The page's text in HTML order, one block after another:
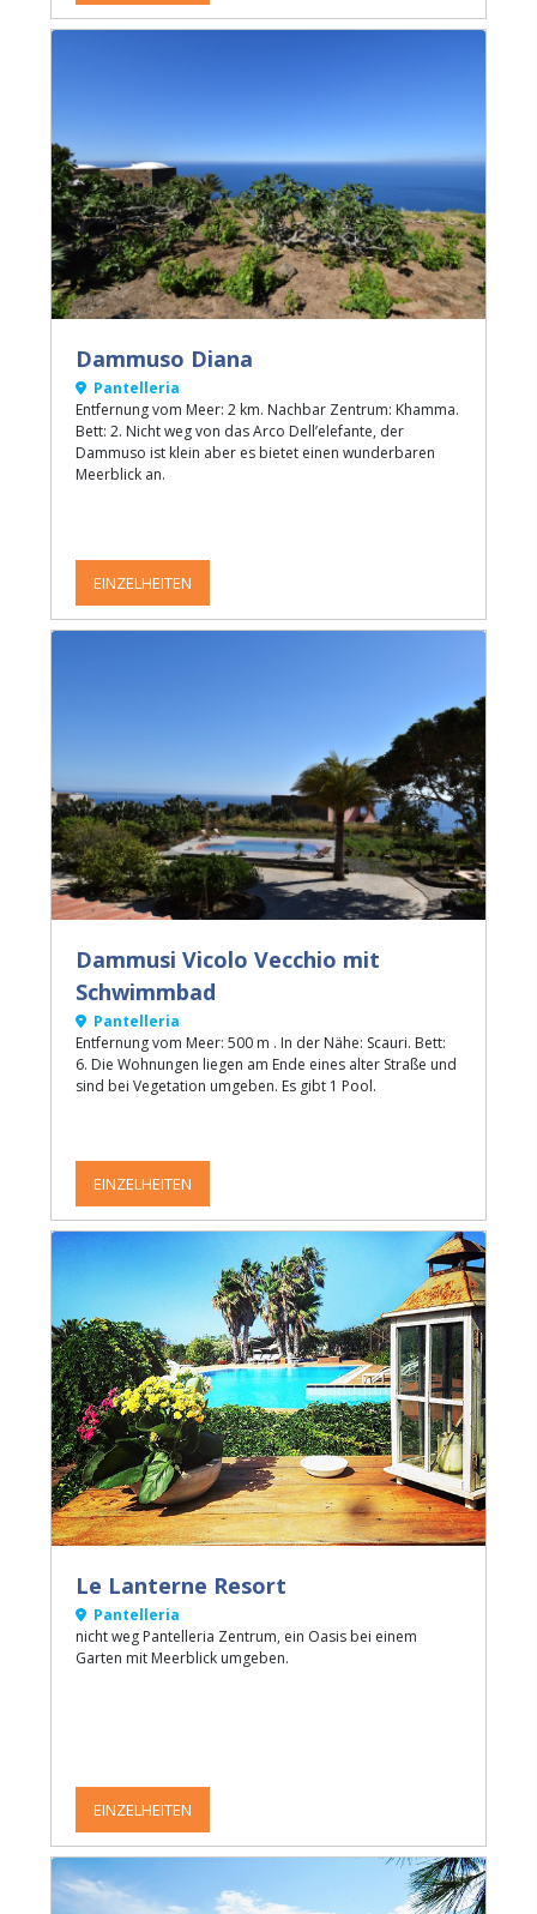
Dammuso Diana
Pantelleria
Entfernung vom Meer: 2 km. Nachbar Zentrum: Khamma.
Bett: 2. Nicht weg von das Arco Dell’elefante, der
Dammuso ist klein aber es bietet einen wunderbaren
Meerblick an.
EINZELHEITEN
Dammusi Vicolo Vecchio mit
Schwimmbad
Pantelleria
Entfernung vom Meer: 500 m . In der Nähe: Scauri. Bett:
6. Die Wohnungen liegen am Ende eines alter Straße und
sind bei Vegetation umgeben. Es gibt 1 Pool.
EINZELHEITEN
Le Lanterne Resort
Pantelleria
nicht weg Pantelleria Zentrum, ein Oasis bei einem
Garten mit Meerblick umgeben.
EINZELHEITEN